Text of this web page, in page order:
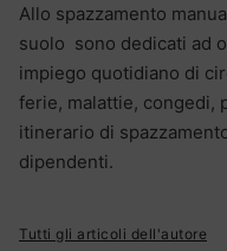
Allo spazzamento
suolo sono dedicati ad
impiego quotidiano di
ferie, malattie, congedi,
itinerario di
dipendenti.
Tutti gli articoli dell'autore